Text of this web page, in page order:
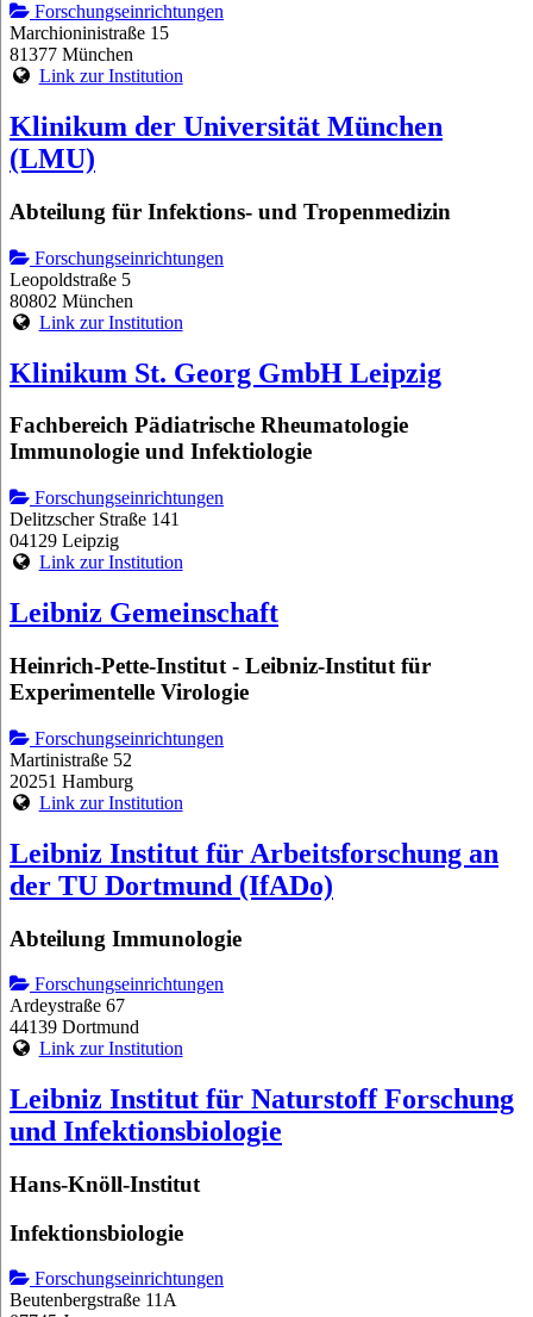
Forschungseinrichtungen
Marchioninistraße 15
81377 München
Link zur Institution
Klinikum der Universität München
(LMU)
Abteilung für Infektions- und Tropenmedizin
Forschungseinrichtungen
Leopoldstraße 5
80802 München
Link zur Institution
Klinikum St. Georg GmbH Leipzig
Fachbereich Pädiatrische Rheumatologie
Immunologie und Infektiologie
Forschungseinrichtungen
Delitzscher Straße 141
04129 Leipzig
Link zur Institution
Leibniz Gemeinschaft
Heinrich-Pette-Institut - Leibniz-Institut für
Experimentelle Virologie
Forschungseinrichtungen
Martinistraße 52
20251 Hamburg
Link zur Institution
Leibniz Institut für Arbeitsforschung an
der TU Dortmund (IfADo)
Abteilung Immunologie
Forschungseinrichtungen
Ardeystraße 67
44139 Dortmund
Link zur Institution
Leibniz Institut für Naturstoff Forschung
und Infektionsbiologie
Hans-Knöll-Institut
Infektionsbiologie
Forschungseinrichtungen
Beutenbergstraße 11A